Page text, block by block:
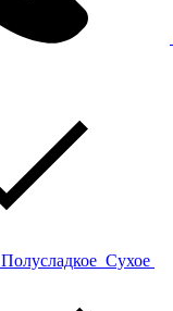
Полусладкое Сухое